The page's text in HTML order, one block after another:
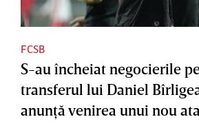
FCSB
S-au încheiat negocierile
transferul lui Daniel
anunţă venirea unui nou